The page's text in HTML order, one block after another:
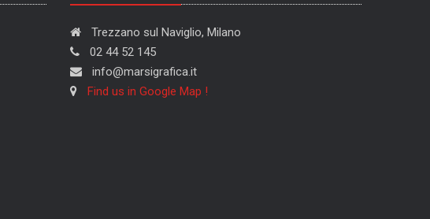
Trezzano sul Naviglio, Milano
02 44 52 145
info@marsigrafica.it
Find us in Google Map !